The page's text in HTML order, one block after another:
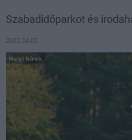
Szabadidőparkot és
2022.04.02
Helyi hírek